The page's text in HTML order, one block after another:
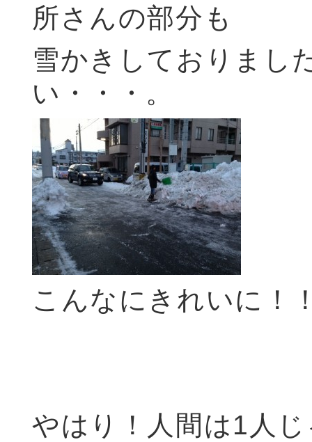
所さんの部分も
雪かきしておりまし
い・・・。
こんなにきれいに！
やはり！人間は1人